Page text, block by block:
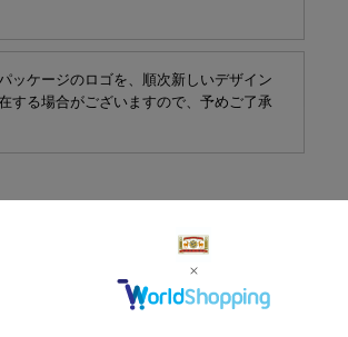
ッケージのロゴを、順次新しいデザイン
する場合がございますので、予めご了承